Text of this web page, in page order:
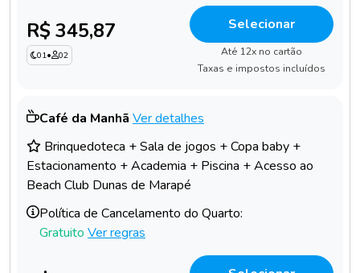
R$ 345,87
01• 02
Selecionar
Até 12x no cartão
Taxas e impostos incluídos
Café da Manhã Ver detalhes
Brinquedoteca + Sala de jogos + Copa baby +
Estacionamento + Academia + Piscina + Acesso ao
Beach Club Dunas de Marapé
Política de Cancelamento do Quarto:
Gratuito Ver regras